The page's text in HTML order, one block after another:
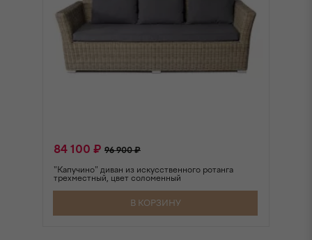
84 100 ₽ 96 900 ₽
"Капучино" диван из искусственного ротанга
трехместный, цвет соломенный
В КОРЗИНУ